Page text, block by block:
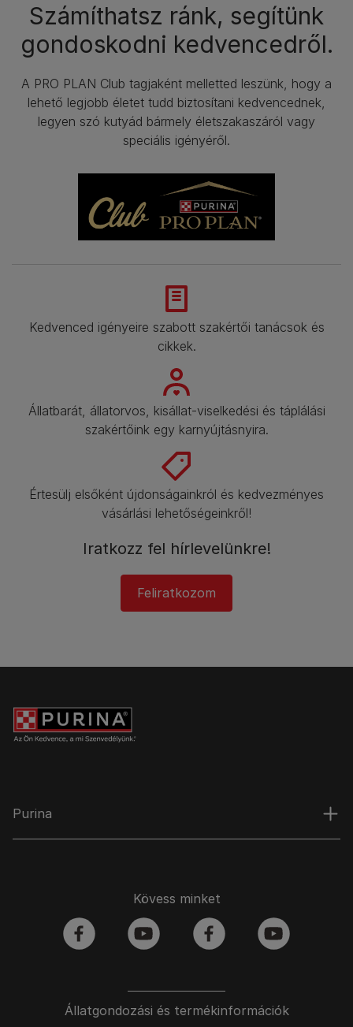
Számíthatsz ránk, segítünk
gondoskodni kedvencedről.
A PRO PLAN Club tagjaként melletted leszünk, hogy a
lehető legjobb életet tudd biztosítani kedvencednek,
legyen szó kutyád bármely életszakaszáról vagy
speciális igényéről.
Kedvenced igényeire szabott szakértői tanácsok és
cikkek.
Állatbarát, állatorvos, kisállat-viselkedési és táplálási
szakértőink egy karnyújtásnyira.
Értesülj elsőként újdonságainkról és kedvezményes
vásárlási lehetőségeinkről!​
Iratkozz fel hírlevelünkre!
Feliratkozom
Purina
Állatgondozási és termékinformációk
Kövess minket
facebook youtube facebook youtube